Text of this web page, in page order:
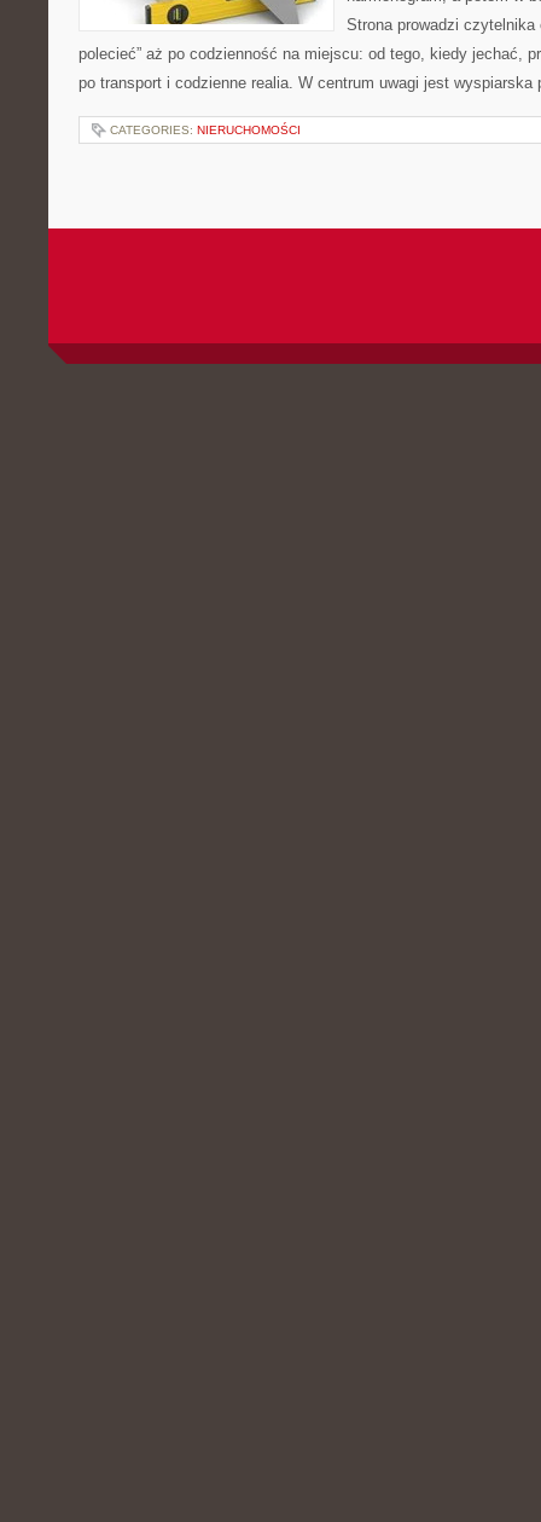
Strona prowadzi czytelnika
polecieć” aż po codzienność na miejscu: od tego, kiedy jechać,
po transport i codzienne realia. W centrum uwagi jest wyspiarska
CATEGORIES: NIERUCHOMOŚCI